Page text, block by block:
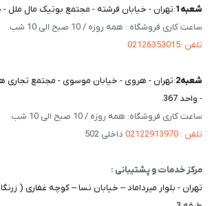
شعبه‌1 :تهران - خیابان فرشته - مجتمع بوتیک مال ملل -
ساعت کاری فروشگاه : همه روزه / 10 صبح الی 10 شب.
تلفن :02126353015
شعبه‌2 :تهران - هروی - خیابان موسوی - مجتمع
- واحد 367.
ساعت کاری فروشگاه: همه روزه / 10 صبح الی 10 شب.
تلفن : 02122913970
داخلی 502
مرکز خدمات و پشتیبانی :